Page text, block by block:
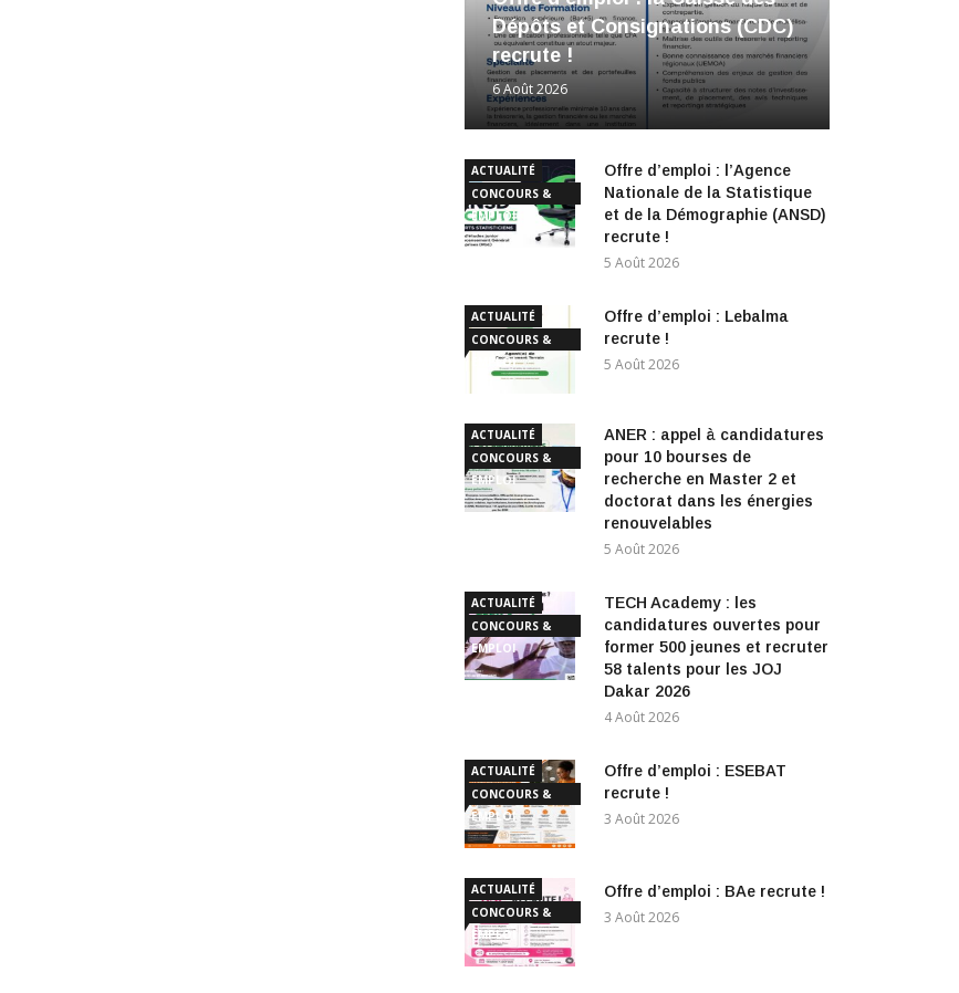
Dépôts et Consignations (CDC)
recrute !
6 Août 2026
ACTUALITÉ
CONCOURS &
EMPLOI
Offre d’emploi : l’Agence
Nationale de la Statistique
et de la Démographie (ANSD)
recrute !
5 Août 2026
ACTUALITÉ
CONCOURS &
EMPLOI
Offre d’emploi : Lebalma
recrute !
5 Août 2026
ACTUALITÉ
CONCOURS &
EMPLOI
ANER : appel à candidatures
pour 10 bourses de
recherche en Master 2 et
doctorat dans les énergies
renouvelables
5 Août 2026
ACTUALITÉ
CONCOURS &
EMPLOI
TECH Academy : les
candidatures ouvertes pour
former 500 jeunes et recruter
58 talents pour les JOJ
Dakar 2026
4 Août 2026
ACTUALITÉ
CONCOURS &
EMPLOI
Offre d’emploi : ESEBAT
recrute !
3 Août 2026
ACTUALITÉ
CONCOURS &
EMPLOI
Offre d’emploi : BAe recrute !
3 Août 2026